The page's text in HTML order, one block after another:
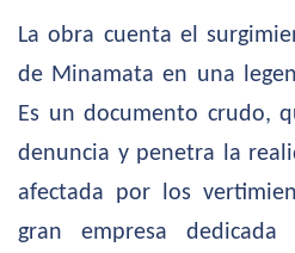
La obra cuenta el
de Minamata en una
Es un documento crudo,
denuncia y penetra la
afectada por los
gran empresa